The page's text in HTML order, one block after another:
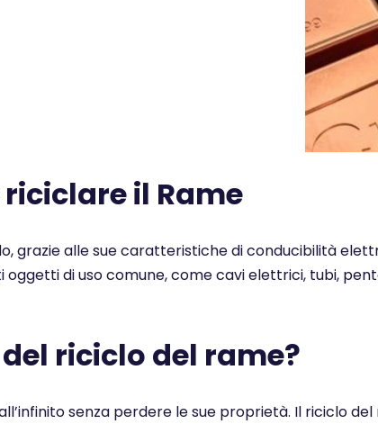
il Rame
grazie alle sue caratteristiche di conducibilità
di uso comune, come cavi elettrici, tubi,
riciclo del rame?
senza perdere le sue proprietà. Il riciclo